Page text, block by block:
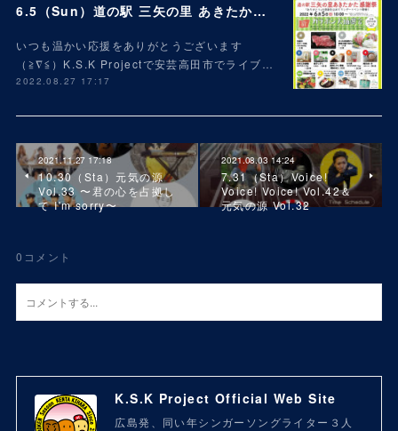
6.5（Sun）道の駅 三矢の里 あきたかた 2周年 感謝祭
いつも温かい応援をありがとうございます
（≧∇≦）K.S.K Projectで安芸高田市でライブ…
2022.08.27 17:17
2021.11.27 17:18
10.30（Sta）元気の源
Vol.33 〜君の心を占拠し
て I'm sorry〜
2021.08.03 14:24
7.31（Sta）Voice!
Voice! Voice! Vol.42＆
元気の源 Vol.32
0 コメント
K.S.K Project Official Web Site
広島発、同い年シンガーソングライター３人